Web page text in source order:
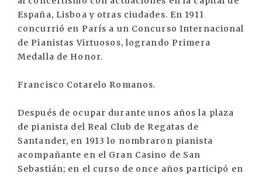
España, Lisboa y otras ciudades. En 1911
concurrió en París a un Concurso Internacional
de Pianistas Virtuosos, logrando Primera
Medalla de Honor.
Francisco Cotarelo Romanos.
Después de ocupar durante unos años la plaza
de pianista del Real Club de Regatas de
Santander, en 1913 lo nombraron pianista
acompañante en el Gran Casino de San
Sebastián; en el curso de once años participó en